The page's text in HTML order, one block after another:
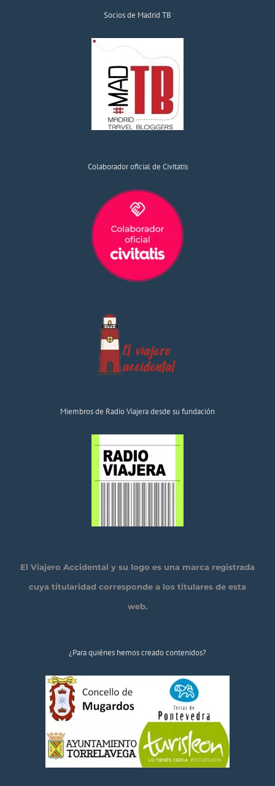
Socios de Madrid TB
Colaborador oficial de Civitatis
Miembros de Radio Viajera desde su fundación
El Viajero Accidental y su logo es una marca registrada
cuya titularidad corresponde a los titulares de esta
web.
¿Para quiénes hemos creado contenidos?